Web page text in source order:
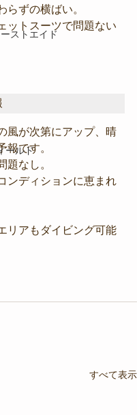
ストエイド
ールド
らずの横ばい。
ットスーツで問題ない
風が次第にアップ、晴
報です。
題なし。
ンディションに恵まれ
リアもダイビング可能
すべて表示